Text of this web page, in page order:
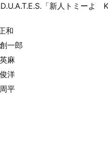
「新人トミーよ
和
一郎
麻
洋
平